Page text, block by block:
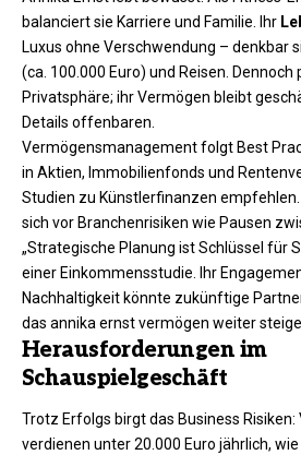
balanciert sie Karriere und Familie. Ihr
Luxus ohne Verschwendung – denkbar
(ca. 100.000 Euro) und Reisen. Dennoch
Privatsphäre; ihr Vermögen bleibt
Details offenbaren.
Vermögensmanagement folgt Best
in Aktien, Immobilienfonds und
Studien zu Künstlerfinanzen
sich vor Branchenrisiken wie Pausen
„Strategische Planung ist Schlüssel für
einer Einkommensstudie. Ihr
Nachhaltigkeit könnte zukünftige
das annika ernst vermögen weiter
Herausforderungen im
Schauspielgeschäft
Trotz Erfolgs birgt das Business Risiken:
verdienen unter 20.000 Euro jährlich,